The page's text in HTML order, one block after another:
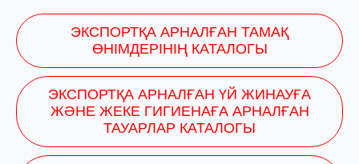
ЭКСПОРТҚА АРНАЛҒАН ТАМАҚ
ӨНІМДЕРІНІҢ КАТАЛОГЫ
ЭКСПОРТҚА АРНАЛҒАН ҮЙ ЖИНАУҒА
ЖӘНЕ ЖЕКЕ ГИГИЕНАҒА АРНАЛҒАН
ТАУАРЛАР КАТАЛОГЫ